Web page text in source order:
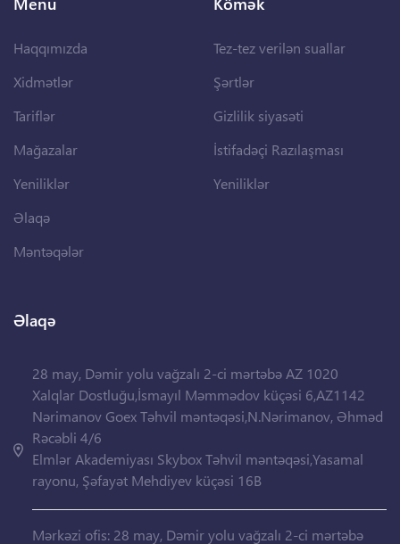
Haqqımızda
Xidmətlər
Tariflər
Mağazalar
Yeniliklər
Əlaqə
Məntəqələr
Tez-tez verilən suallar
Şərtlər
Gizlilik siyasəti
İstifadəçi Razılaşması
Yeniliklər
Əlaqə
28 may, Dəmir yolu vağzalı 2-ci mərtəbə AZ 1020
Xalqlar Dostluğu,İsmayıl Məmmədov küçəsi 6,AZ1142
Nərimanov Goex Təhvil məntəqəsi,N.Nərimanov, Əhməd
Rəcəbli 4/6
Elmlər Akademiyası Skybox Təhvil məntəqəsi,Yasamal
rayonu, Şəfayət Mehdiyev küçəsi 16B
Mərkəzi ofis: 28 may, Dəmir yolu vağzalı 2-ci mərtəbə